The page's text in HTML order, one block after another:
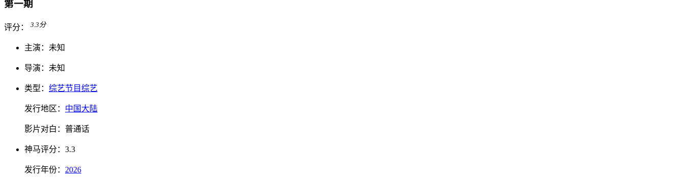
第一期
评分： 3.3 分
主演： 未知
导演： 未知
类型： 综艺节目综艺
发行地区： 中国大陆
影片对白： 普通话
神马评分： 3.3
发行年份： 2026